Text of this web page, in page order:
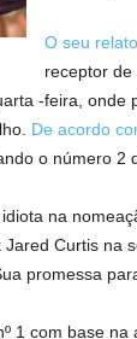
O seu
receptor de
-feira, onde
De acordo
o número 2
na
Curtis na
promessa
1 com base